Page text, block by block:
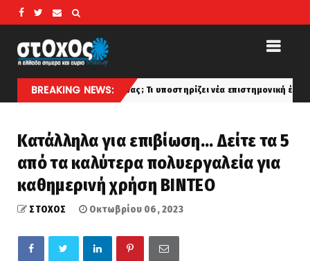
BREAKING NEWS:
ο Γολιάθ Έλληνας; Τι υποστηρίζει νέα επιστημονική έρευνα με βάση
Κατάλληλα για επιβίωση... Δείτε τα 5
από τα καλύτερα πολυεργαλεία για
καθημερινή χρήση ΒΙΝΤΕΟ
ΣΤΟΧΟΣ Οκτωβρίου 06, 2023